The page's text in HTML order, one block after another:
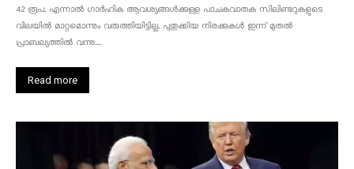
42 രൂപ. എന്നാൽ ഗാർഹിക ആവശ്യങ്ങൾക്കുള്ള പാചകവാതക സിലിണ്ടറുകളുടെ
വിലയിൽ മാറ്റമൊന്നും വരുത്തിയിട്ടില്ല. പുതുക്കിയ നിരക്കുകൾ ഇന്ന് മുതൽ
പ്രാബല്യത്തിൽ വന്നു....
Read more